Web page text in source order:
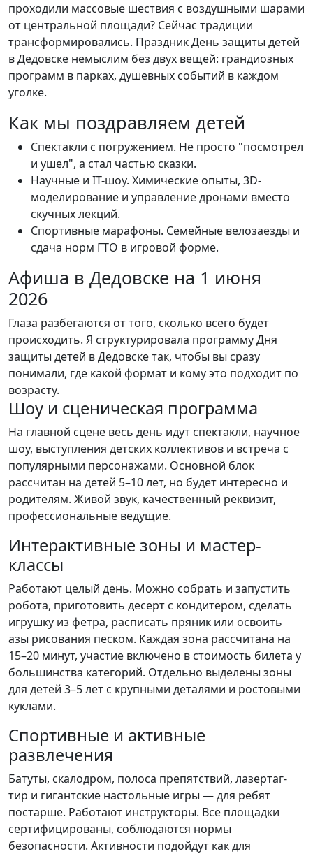
проходили массовые шествия с воздушными шарами
от центральной площади? Сейчас традиции
трансформировались. Праздник День защиты детей
в Дедовске немыслим без двух вещей: грандиозных
программ в парках, душевных событий в каждом
уголке.
Как мы поздравляем детей
Спектакли с погружением. Не просто "посмотрел
и ушел", а стал частью сказки.
Научные и IT-шоу. Химические опыты, 3D-
моделирование и управление дронами вместо
скучных лекций.
Спортивные марафоны. Семейные велозаезды и
сдача норм ГТО в игровой форме.
Афиша в Дедовске на 1 июня
2026
Глаза разбегаются от того, сколько всего будет
происходить. Я структурировала программу Дня
защиты детей в Дедовске так, чтобы вы сразу
понимали, где какой формат и кому это подходит по
возрасту.
Шоу и сценическая программа
На главной сцене весь день идут спектакли, научное
шоу, выступления детских коллективов и встреча с
популярными персонажами. Основной блок
рассчитан на детей 5–10 лет, но будет интересно и
родителям. Живой звук, качественный реквизит,
профессиональные ведущие.
Интерактивные зоны и мастер-
классы
Работают целый день. Можно собрать и запустить
робота, приготовить десерт с кондитером, сделать
игрушку из фетра, расписать пряник или освоить
азы рисования песком. Каждая зона рассчитана на
15–20 минут, участие включено в стоимость билета у
большинства категорий. Отдельно выделены зоны
для детей 3–5 лет с крупными деталями и ростовыми
куклами.
Спортивные и активные
развлечения
Батуты, скалодром, полоса препятствий, лазертаг-
тир и гигантские настольные игры — для ребят
постарше. Работают инструкторы. Все площадки
сертифицированы, соблюдаются нормы
безопасности. Активности подойдут как для